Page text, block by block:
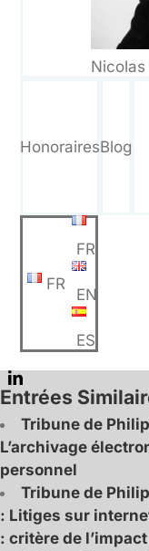
Nicolas
HonorairesBlog
FR
FR
EN
ES
Entrées
Tribune de
L’archivage
personnel
Tribune de
: Litiges sur
: critère de